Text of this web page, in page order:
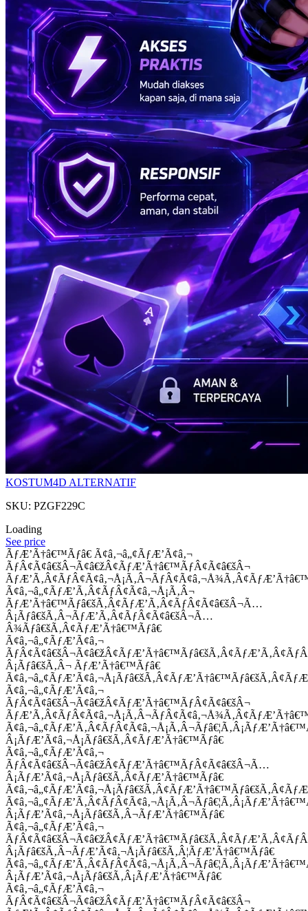
KOSTUM4D ALTERNATIF
SKU: PZGF229C
Loading
See price
ÃƒÆ’Ã†â€™Ãƒâ€ Ã¢â‚¬â„¢ÃƒÆ’Ã¢â‚¬
ÃƒÂ¢Ã¢â€šÂ¬Ã¢â€žÂ¢ÃƒÆ’Ã†â€™ÃƒÂ¢Ã¢â€šÂ¬
Ã¢â‚¬â„¢ÃƒÆ’Ã‚Â¢ÃƒÂ¢Ã¢â‚¬Å¡Ã‚Â¬
ÃƒÆ’Ã†â€™Ãƒâ€šÃ‚Â¢ÃƒÆ’Ã‚Â¢ÃƒÂ¢Ã¢â€šÂ¬Ã…
Â¡Ãƒâ€šÃ‚Â¬ÃƒÆ’Ã‚Â¢ÃƒÂ¢Ã¢â€šÂ¬Ã…
Â¾Ãƒâ€šÃ‚Â¢ÃƒÆ’Ã†â€™Ãƒâ€
Ã¢â‚¬â„¢ÃƒÆ’Ã¢â‚¬
Â¡Ãƒâ€šÃ‚Â¬ ÃƒÆ’Ã†â€™Ãƒâ€
Ã¢â‚¬â„¢ÃƒÆ’Ã¢â‚¬
ÃƒÂ¢Ã¢â€šÂ¬Ã¢â€žÂ¢ÃƒÆ’Ã†â€™ÃƒÂ¢Ã¢â€šÂ¬
Â¡ÃƒÆ’Ã¢â‚¬Å¡Ãƒâ€šÃ‚Â¢ÃƒÆ’Ã†â€™Ãƒâ€
Ã¢â‚¬â„¢ÃƒÆ’Ã¢â‚¬
ÃƒÂ¢Ã¢â€šÂ¬Ã¢â€žÂ¢ÃƒÆ’Ã†â€™ÃƒÂ¢Ã¢â€šÂ¬Ã…
Â¡ÃƒÆ’Ã¢â‚¬Å¡Ãƒâ€šÃ‚Â¢ÃƒÆ’Ã†â€™Ãƒâ€
Â¡ÃƒÆ’Ã¢â‚¬Å¡Ãƒâ€šÃ‚Â¬ÃƒÆ’Ã†â€™Ãƒâ€
Ã¢â‚¬â„¢ÃƒÆ’Ã¢â‚¬
Â¡Ãƒâ€šÃ‚Â¬ÃƒÆ’Ã¢â‚¬Å¡Ãƒâ€šÃ‚Â¦ÃƒÆ’Ã†â€™Ãƒâ€
Â¡ÃƒÆ’Ã¢â‚¬Å¡Ãƒâ€šÃ‚Â¡ÃƒÆ’Ã†â€™Ãƒâ€
Ã¢â‚¬â„¢ÃƒÆ’Ã¢â‚¬
ÃƒÂ¢Ã¢â€šÂ¬Ã¢â€žÂ¢ÃƒÆ’Ã†â€™ÃƒÂ¢Ã¢â€šÂ¬